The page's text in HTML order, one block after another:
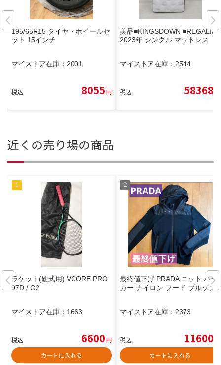
195/65R15 タイヤ・ホイールセ
ット 15インチ
マイストア在庫： 2001
税込 8055円
美品■KINGSDOWN ■REGALIA
2023年 シングル マットレス
マイストア在庫： 2544
税込 58368
近くの売り場の商品
ラケット(硬式用) VCORE PRO
97D / G2
マイストア在庫： 1663
税込 6600円
カートに入れる
最終値下げ PRADA ニット パー
カー ナイロン フード ブルゾン
マイストア在庫： 2373
税込 11600
カートに入れる